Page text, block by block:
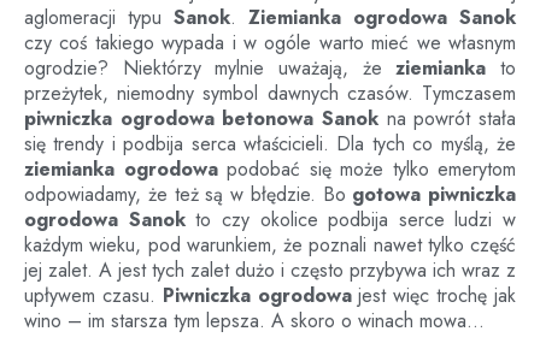
aglomeracji typu Sanok. Ziemianka ogrodowa Sanok
czy coś takiego wypada i w ogóle warto mieć we własnym
ogrodzie? Niektórzy mylnie uważają, żeziemianka to
przeżytek, niemodny symbol dawnych czasów. Tymczasem
piwniczka ogrodowa betonowa Sanok na powrót stała
się trendy i podbija serca właścicieli. Dla tych co myślą, że
ziemianka ogrodowapodobać się może tylko emerytom
odpowiadamy, że też są w błędzie. Bo gotowa piwniczka
ogrodowa Sanokto czy okolice podbija serce ludzi w
każdym wieku, pod warunkiem, że poznali nawet tylko część
jej zalet. A jest tych zalet dużo i często przybywa ich wraz z
upływem czasu. Piwniczka ogrodowajest więc trochę jak
wino – im starsza tym lepsza. A skoro o winach mowa…